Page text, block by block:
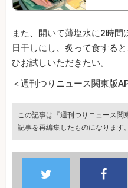
また、開いて薄塩水に2時
日干しにし、炙って食する
ひお試しいただきたい。
＜週刊つりニュース関東版
この記事は『週刊つりニュース
記事を再編集したものになります。